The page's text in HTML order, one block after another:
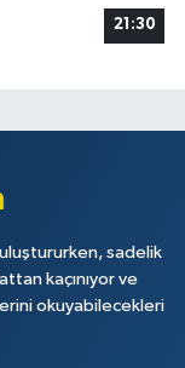
21:30
sadelik
kaçınıyor ve
okuyabilecekleri